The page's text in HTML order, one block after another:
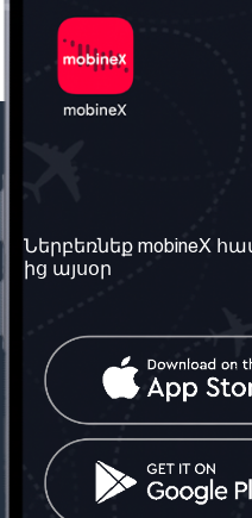
Մեր մասին
Մեր ծառայությունները
Կապ մեզ հետ
Միացյալ
Թագավորություն: Մենք
գործընկեր ենք
Ներբեռնեք mobineX
ից այսօր